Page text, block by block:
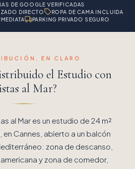
DE GOOGLE VERIFICADAS
DIRECTO
ROPA DE CAMA INCLUIDA
PARKING PRIVADO SEGURO
EN CLARO
el Estudio con
al Mar?
al Mar es un estudio de 24 m²
en Cannes, abierto a un balcón
zona de descanso,
y zona de comedor,